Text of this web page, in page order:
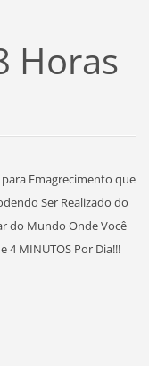
Horas
para Emagrecimento que
Ser Realizado do
do Mundo Onde Você
4 MINUTOS Por Dia!!!